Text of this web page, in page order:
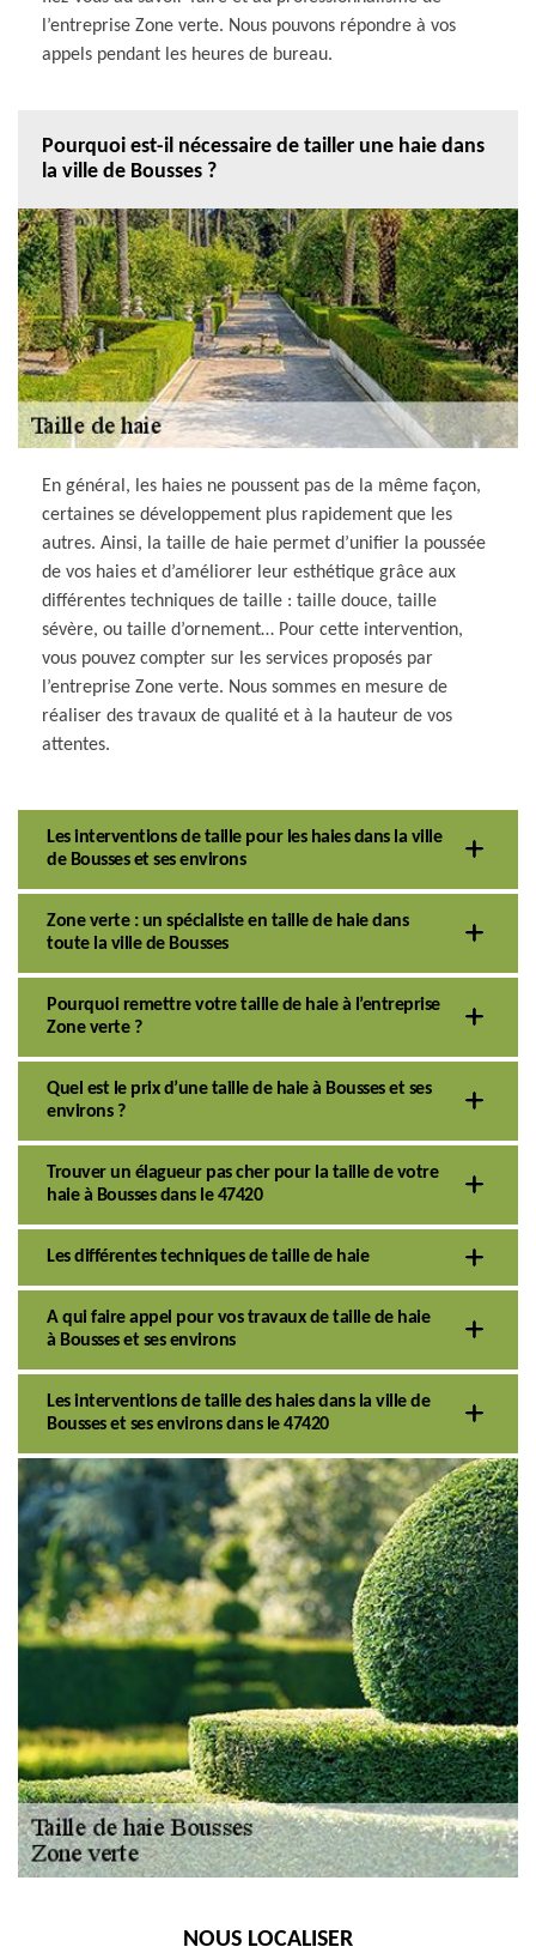
l’entreprise Zone verte. Nous pouvons répondre à vos
appels pendant les heures de bureau.
Pourquoi est-il nécessaire de tailler une haie dans
la ville de Bousses ?
En général, les haies ne poussent pas de la même façon,
certaines se développement plus rapidement que les
autres. Ainsi, la taille de haie permet d’unifier la poussée
de vos haies et d’améliorer leur esthétique grâce aux
différentes techniques de taille : taille douce, taille
sévère, ou taille d’ornement… Pour cette intervention,
vous pouvez compter sur les services proposés par
l’entreprise Zone verte. Nous sommes en mesure de
réaliser des travaux de qualité et à la hauteur de vos
attentes.
Les interventions de taille pour les haies dans la ville
de Bousses et ses environs
Zone verte : un spécialiste en taille de haie dans
toute la ville de Bousses
Pourquoi remettre votre taille de haie à l’entreprise
Zone verte ?
Quel est le prix d’une taille de haie à Bousses et ses
environs ?
Trouver un élagueur pas cher pour la taille de votre
haie à Bousses dans le 47420
Les différentes techniques de taille de haie
A qui faire appel pour vos travaux de taille de haie
à Bousses et ses environs
Les interventions de taille des haies dans la ville de
Bousses et ses environs dans le 47420
NOUS LOCALISER